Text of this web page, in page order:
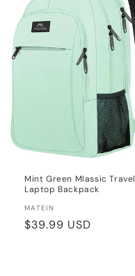
Mint Green Mlassic Travel
Laptop Backpack
Distributeur :
MATEIN
Prix
$39.99 USD